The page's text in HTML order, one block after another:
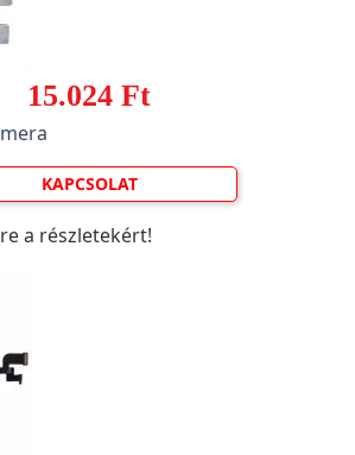
15.024 Ft
KAPCSOLAT
a részletekért!